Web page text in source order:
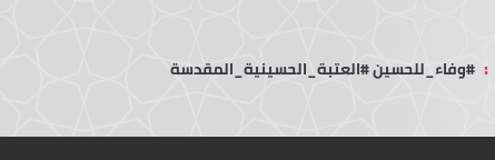
: #وفاء_للحسين #العتبة_الحسينية_المقدسة